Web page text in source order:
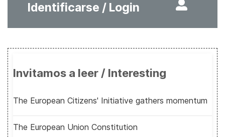
Identificarse / Login
Invitamos a leer / Interesting
The European Citizens' Initiative gathers momentum
The European Union Constitution